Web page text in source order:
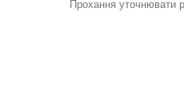
Прохання уточнювати